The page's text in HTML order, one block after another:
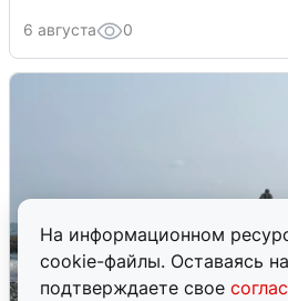
На информационном
cookie-файлы. Оставаясь
подтверждаете свое
6 августа 0